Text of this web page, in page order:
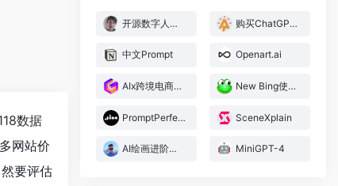
数据
网站价
要评估
开源数字人项目搭建教程及效果演示 购买ChatGPT等账号
中文Prompt Openart.ai
AIx跨境电商生产力大红书 New Bing使用指令大全
PromptPerfect SceneXplain
AI绘画进阶必看 MiniGPT-4